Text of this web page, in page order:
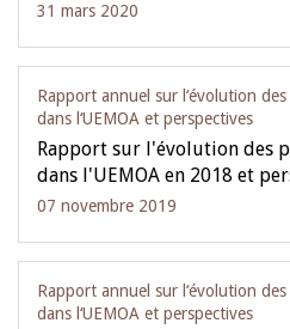
31 mars 2020
Rapport annuel sur l‘évolution
dans l‘UEMOA et perspectives
Rapport sur l'évolution des
dans l'UEMOA en 2018 et
07 novembre 2019
Rapport annuel sur l‘évolution
dans l‘UEMOA et perspectives